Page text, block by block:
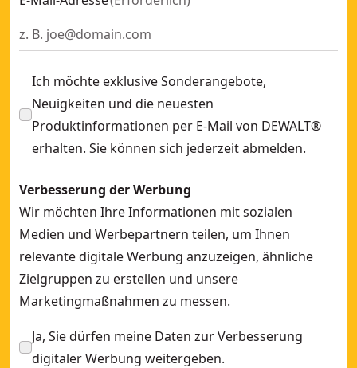
Ich möchte exklusive Sonderangebote,
Neuigkeiten und die neuesten
Produktinformationen per E-Mail von DEWALT®
erhalten. Sie können sich jederzeit abmelden.
Verbesserung der Werbung
Wir möchten Ihre Informationen mit sozialen
Medien und Werbepartnern teilen, um Ihnen
relevante digitale Werbung anzuzeigen, ähnliche
Zielgruppen zu erstellen und unsere
Marketingmaßnahmen zu messen.
Ja, Sie dürfen meine Daten zur Verbesserung
digitaler Werbung weitergeben.